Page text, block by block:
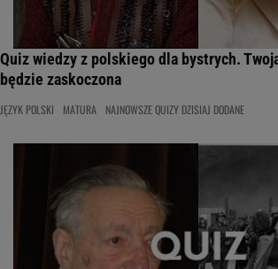
Quiz wiedzy z polskiego dla bystrych.
będzie zaskoczona
JĘZYK POLSKI MATURA NAJNOWSZE QUIZY DZISIAJ DODANE